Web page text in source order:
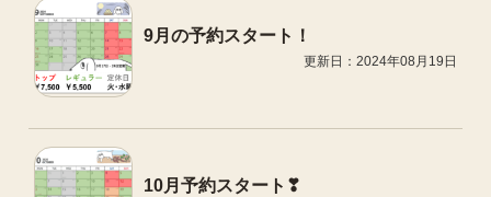
9月の予約スタート！
更新日：2024年08月19日
10月予約スタート❣